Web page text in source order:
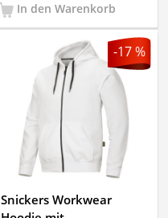
In den Warenkorb
-17 %
Snickers Workwear